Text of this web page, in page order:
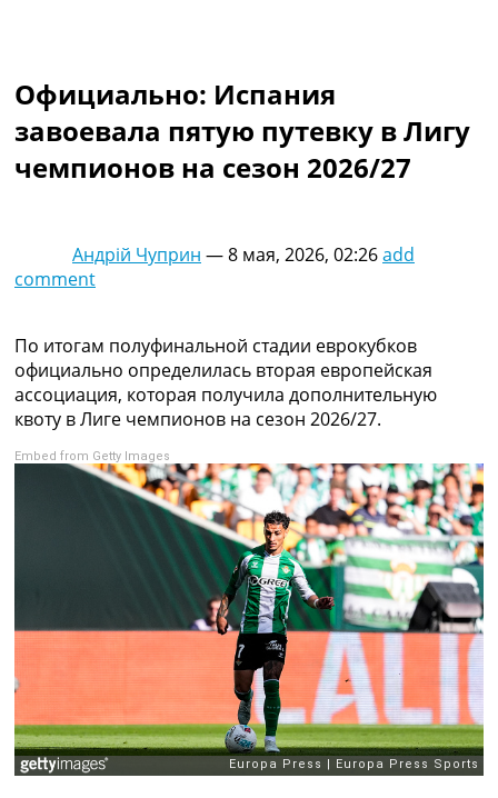
Украина. Премьер-Лига
Лига Чемпионов
Англия. Премьер Лига
Таблицы групп Чемпионата Мира
Лига Чемпионов. Таблицы групп
Англия. Премьер-Лига
Испания. Ла Лига
Все таблицы >>>
Рейтинги
Рейтинг стран УЕФА
Рейтинг клубов УЕФА
Рейтинг ФИФА
ТВ программа
Categories
Главная
Новости футбола
Видео
Трансферы
Официально: Испания
завоевала пятую путевку в Лигу
чемпионов на сезон 2026/27
Андрій Чуприн —8 мая, 2026, 02:26add
comment
По итогам полуфинальной стадии еврокубков
официально определилась вторая европейская
ассоциация, которая получила дополнительную
квоту в Лиге чемпионов на сезон 2026/27.
Embed from Getty Images